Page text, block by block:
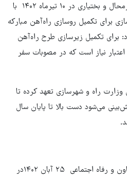
معاون امور عمرانی استاندار چهارمحال و بختیاری در ۱۰ تیرماه ۱۴۰۲ با
برای تکمیل روسازی راه‌آهن مبارکه
برای تکمیل زیرسازی طرح راه‌آهن
نیاز است که در مصوبات سفر
راه و شهرسازی تعهد کرده تا
می‌شود دست بالا تا پایان سال
سید صولت مرتضوی وزیر کار تعاون و رفاه اجتماعی ۲۵ آبان ۱۴۰۲در